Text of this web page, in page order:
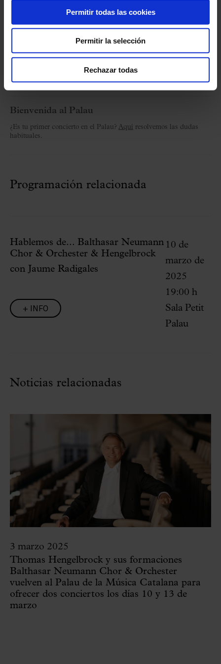
Permitir todas las cookies
Permitir la selección
Rechazar todas
C/ Palau de la Música, 4-6
08003 Barcelona
: de 8.30 a 15.30 h y 2 horas antes del
concierto (para la venta del día).
Bienvenida al Palau
¿Es tu primer concierto en el Palau? Aquí resolvemos las dudas
habituales.
Programación relacionada
Hablemos de... Balthasar Neumann
Chor & Orchester & Hengelbrock
con Jaume Radigales
+ INFO
10 de
marzo de
2025
19:00 h
Sala Petit
Palau
Noticias relacionadas
3 marzo 2025
Thomas Hengelbrock y sus formaciones
Balthasar Neumann Chor & Orchester
vuelven al Palau de la Música Catalana para
ofrecer dos conciertos los días 10 y 13 de
marzo